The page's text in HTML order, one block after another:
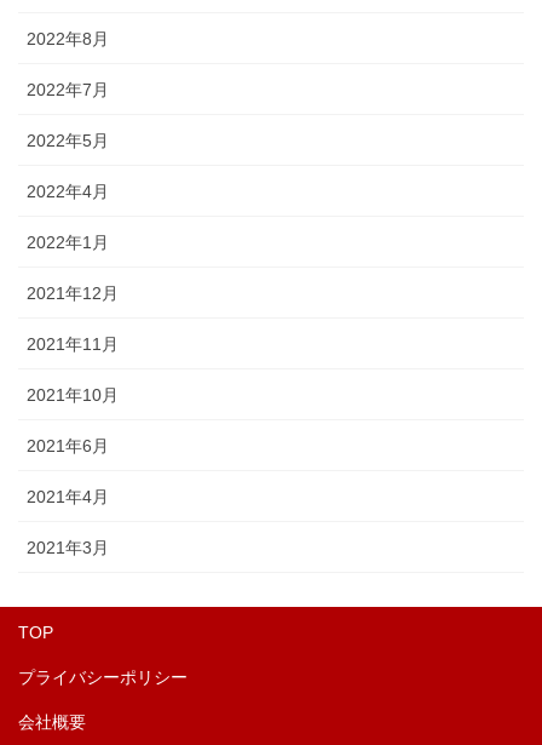
2022年8月
2022年7月
2022年5月
2022年4月
2022年1月
2021年12月
2021年11月
2021年10月
2021年6月
2021年4月
2021年3月
TOP
プライバシーポリシー
会社概要